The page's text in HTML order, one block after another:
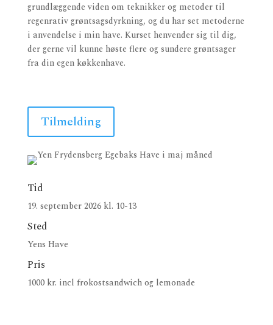
grundlæggende viden om teknikker og metoder til
regenrativ grøntsagsdyrkning, og du har set metoderne
i anvendelse i min have. Kurset henvender sig til dig,
der gerne vil kunne høste flere og sundere grøntsager
fra din egen køkkenhave.
Tilmelding
Tid
19. september 2026 kl. 10-13
Sted
Yens Have
Pris
1000 kr. incl frokostsandwich og lemonade